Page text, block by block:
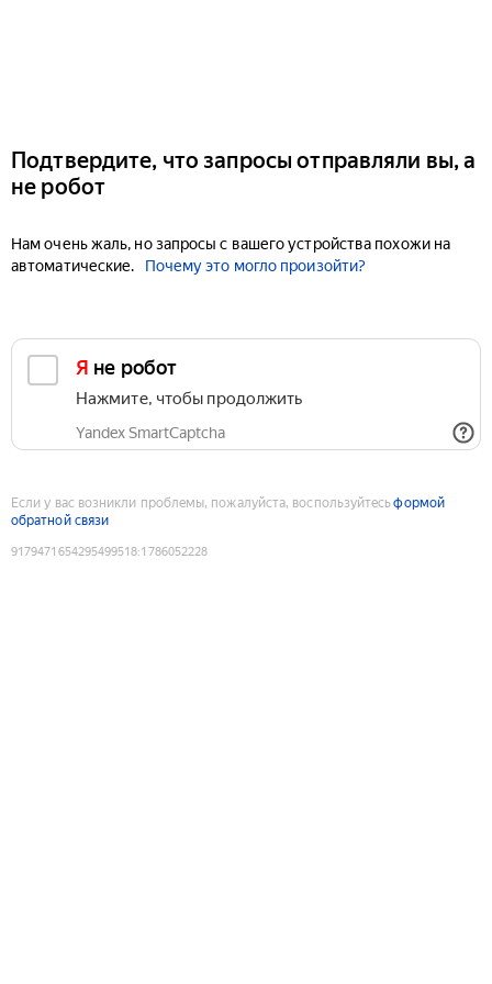
Подтвердите, что запросы отправляли вы, а
не робот
Нам очень жаль, но запросы с вашего устройства похожи на
автоматические.
Почему это могло произойти?
Я не робот
Нажмите, чтобы продолжить
Yandex SmartCaptcha
Если у вас возникли проблемы, пожалуйста, воспользуйтесьформой
обратной связи
9179471654295499518:1786052228